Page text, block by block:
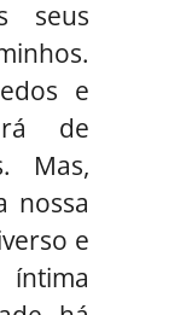
seus
e
de
Mas,
nossa
e